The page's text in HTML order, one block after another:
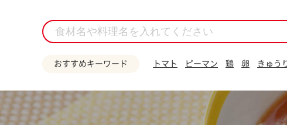
おすすめキーワード トマト ピーマン 鶏 卵 きゅう